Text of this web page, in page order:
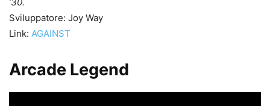
Sviluppatore: Joy Way
Link: AGAINST
Arcade Legend